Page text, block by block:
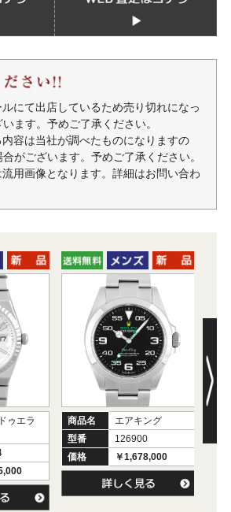
ルにて出店しているため売り切れになっ
ます。予めご了承ください。
内容は当社が調べたものになりますの
がございます。予めご了承ください。
流用画像となります。詳細はお問い合わ
ゥエラ
商品名
エアキング
型番
126900
価格
￥1,678,000